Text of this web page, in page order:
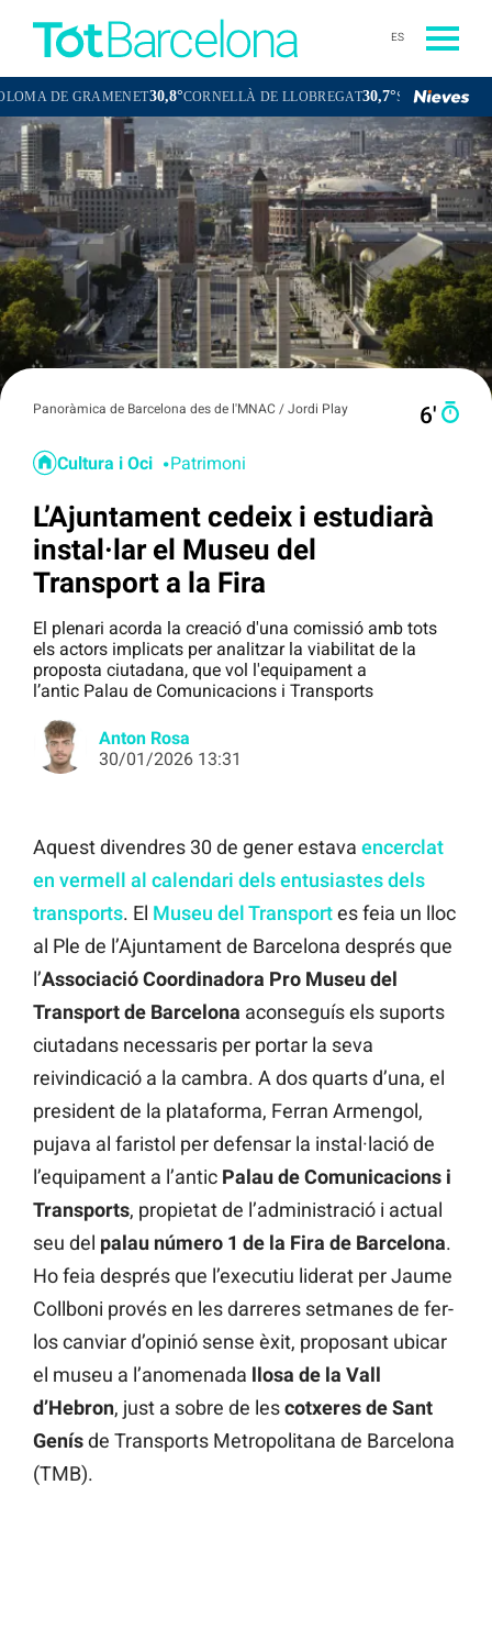
ES
30,8°CORNELLÀ DE LLOBREGAT30,7°SANT BOI DE LLOBREGAT
Panoràmica de Barcelona des de l'MNAC / Jordi Play 6′
Cultura i Oci Patrimoni
L’Ajuntament cedeix i estudiarà
instal·lar el Museu del
Transport a la Fira
El plenari acorda la creació d'una comissió amb tots
els actors implicats per analitzar la viabilitat de la
proposta ciutadana, que vol l'equipament a
l’antic Palau de Comunicacions i Transports
Anton Rosa
30/01/2026 13:31
Aquest divendres 30 de gener estava encerclat
en vermell al calendari dels entusiastes dels
transports. El Museu del Transportes feia un lloc
al Ple de l’Ajuntament de Barcelona després que
l’Associació Coordinadora Pro Museu del
Transport de Barcelona aconseguís els suports
ciutadans necessaris per portar la seva
reivindicació a la cambra. A dos quarts d’una, el
president de la plataforma, Ferran Armengol,
pujava al faristol per defensar la instal·lació de
l’equipament a l’antic Palau de Comunicacions i
Transports, propietat de l’administració i actual
seu del palau número 1 de la Fira de Barcelona.
Ho feia després que l’executiu liderat per Jaume
Collboni provés en les darreres setmanes de fer-
los canviar d’opinió sense èxit, proposant ubicar
el museu a l’anomenada llosa de la Vall
d’Hebron, just a sobre de lescotxeres de Sant
Genísde Transports Metropolitana de Barcelona
(TMB).